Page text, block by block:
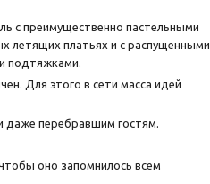
с преимущественно пастельными
летящих платьях и с распущенными
подтяжками.
Для этого в сети масса идей
даже перебравшим гостям.
оно запомнилось всем